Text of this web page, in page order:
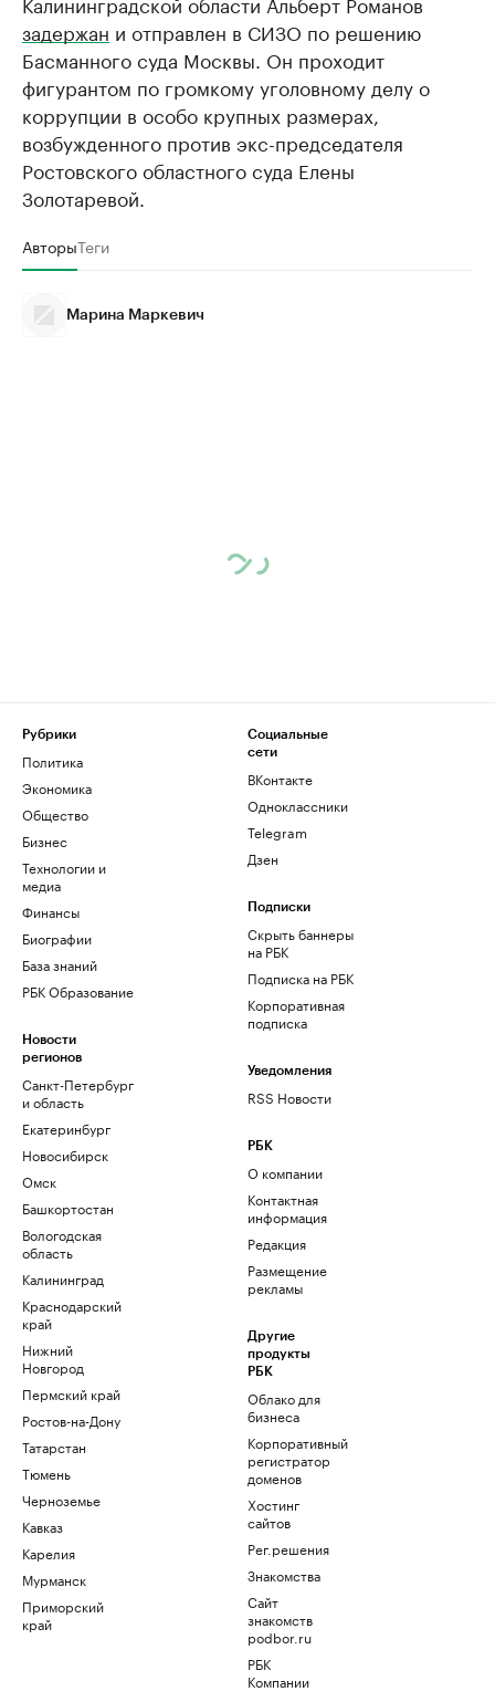
задержан и отправлен в СИЗО по решению
Басманного суда Москвы. Он проходит
фигурантом по громкому уголовному делу о
коррупции в особо крупных размерах,
возбужденного против экс-председателя
Ростовского областного суда Елены
Золотаревой.
АвторыТеги
Марина Маркевич
Рубрики
Политика
Экономика
Общество
Бизнес
Технологии и
медиа
Финансы
Биографии
База знаний
РБК Образование
Новости
регионов
Санкт-Петербург
и область
Екатеринбург
Новосибирск
Омск
Башкортостан
Вологодская
область
Калининград
Краснодарский
край
Нижний
Новгород
Пермский край
Ростов-на-Дону
Татарстан
Тюмень
Черноземье
Кавказ
Карелия
Мурманск
Приморский
край
Социальные
сети
ВКонтакте
Одноклассники
Telegram
Дзен
Подписки
Скрыть баннеры
на РБК
Подписка на РБК
Корпоративная
подписка
Уведомления
RSS Новости
РБК
О компании
Контактная
информация
Редакция
Размещение
рекламы
Другие
продукты
РБК
Облако для
бизнеса
Корпоративный
регистратор
доменов
Хостинг
сайтов
Рег.решения
Знакомства
Сайт
знакомств
podbor.ru
РБК
Компании